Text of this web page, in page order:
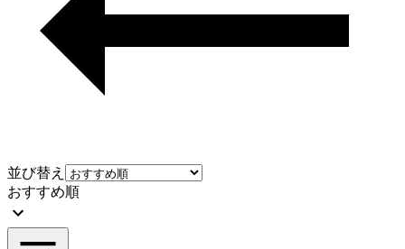
並び替え
おすすめ順